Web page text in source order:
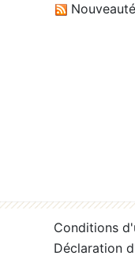
Conditions
Déclaration